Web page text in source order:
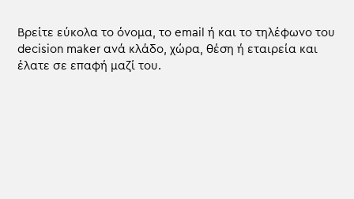
Βρείτε εύκολα το όνομα, το email ή και το τηλέφωνο του
decision maker ανά κλάδο, χώρα, θέση ή εταιρεία και
έλατε σε επαφή μαζί του.